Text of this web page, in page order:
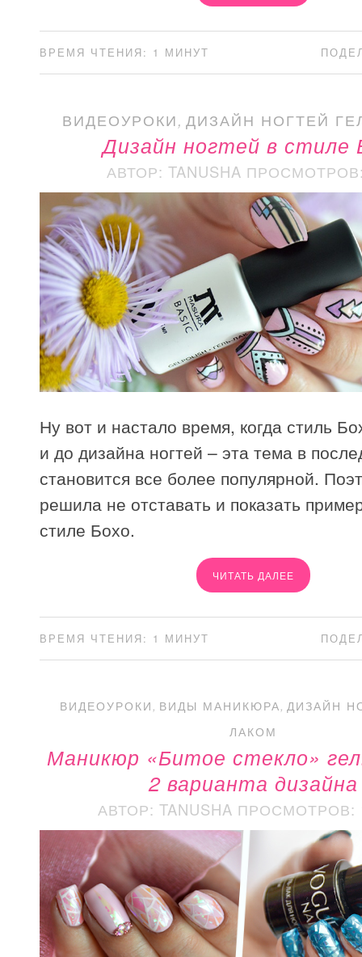
ВРЕМЯ ЧТЕНИЯ: 1 МИНУТ
ВИДЕОУРОКИ,ДИЗАЙН НОГТЕЙ
Дизайн ногтей в стиле
АВТОР: TANUSHA
Ну вот и настало время, когда стиль
и до дизайна ногтей – эта тема в
становится все более популярной.
решила не отставать и показать
стиле Бохо.
ЧИТАТЬ ДАЛЕЕ
ВРЕМЯ ЧТЕНИЯ: 1 МИНУТ
ВИДЕОУРОКИ, ВИДЫ МАНИКЮРА, ДИЗАЙН
ЛАКОМ
Маникюр «Битое стекло»
2 варианта дизайна
АВТОР: TANUSHA ПРОСМОТРОВ: